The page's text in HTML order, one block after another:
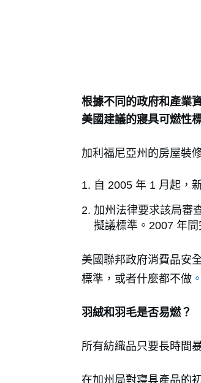
根據不同的政府和產業
美國建議的寢具可燃性
加利福尼亞州的房屋裝
自 2005 年 1 月起，
加州法律要求該局審
擬議標準。2007 年
美國聯邦政府消費品安
標準，或者什麼都不做
羽絨和羽毛是否易燃？
所有紡織品只要長時間
在加州局對寢具產品的